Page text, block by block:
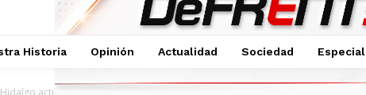
Historia Opinión Actualidad Sociedad Especial
actúa frontalmente contra la comisión de delitos